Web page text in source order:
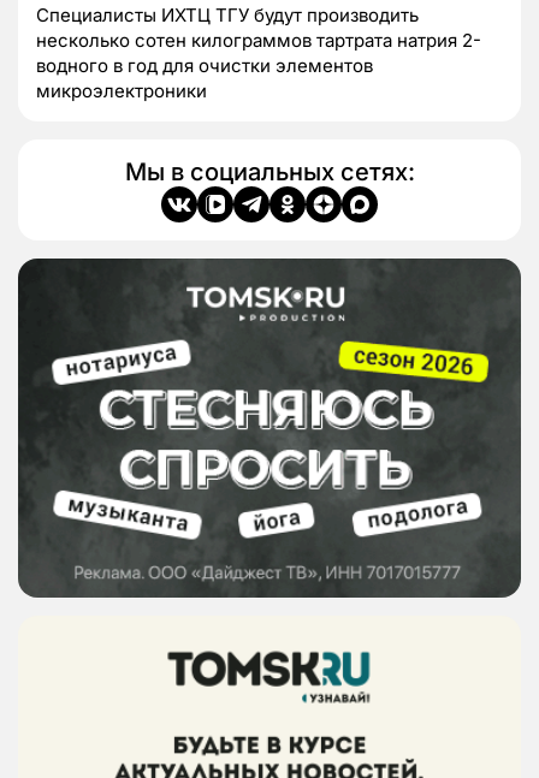
Специалисты ИХТЦ ТГУ будут производить
несколько сотен килограммов тартрата натрия 2-
водного в год для очистки элементов
микроэлектроники
Мы в социальных сетях: